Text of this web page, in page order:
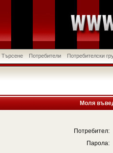
Търсене Потребители Потребителски
Моля
Потребител:
Парола: